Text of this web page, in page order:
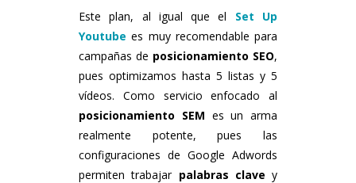
Este plan, al igual que el Set Up
Youtube es muy recomendable para
campañas de posicionamiento SEO,
pues optimizamos hasta 5 listas y 5
vídeos. Como servicio enfocado al
posicionamiento SEM es un arma
realmente potente, pues las
configuraciones de Google Adwords
permiten trabajar palabras clave y